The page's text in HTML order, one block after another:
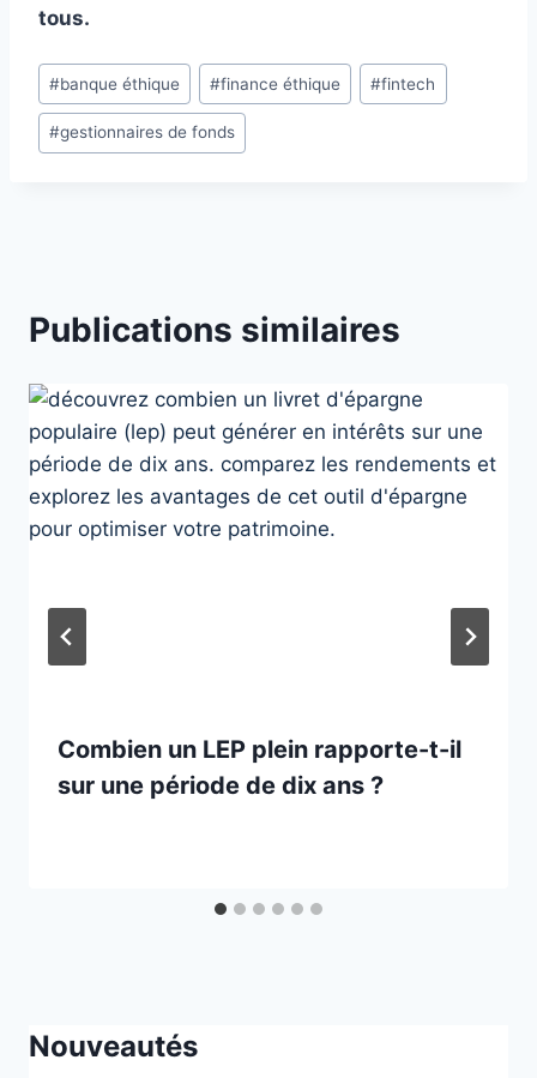
tous.
Étiquettes
de
la
#banque éthique #finance éthique #fintech
#gestionnaires de fonds
Publications similaires
Combien un LEP plein rapporte-t-il
sur une période de dix ans ?
Nouveautés